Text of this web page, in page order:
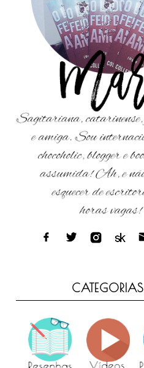
CATEGORIAS